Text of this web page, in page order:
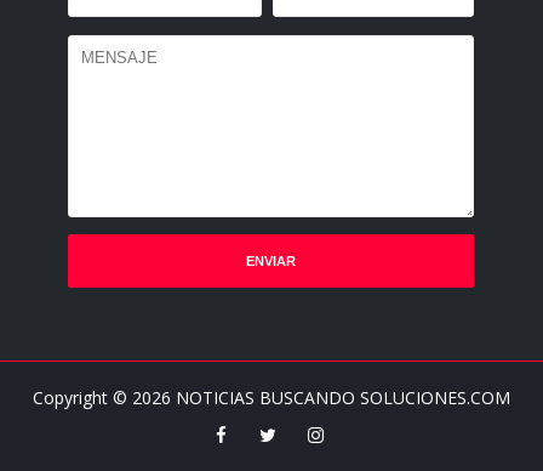
Copyright © 2026 NOTICIAS BUSCANDO SOLUCIONES.COM